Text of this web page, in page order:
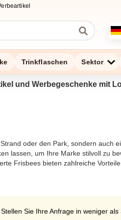
Trinkflaschen Sektor
und Werbegeschenke mit
oder den Park, sondern auch
lassen, um Ihre Marke stilvoll zu
Frisbees bieten zahlreiche
beliebtes Give-away auf
Stellen Sie Ihre Anfrage in weniger als